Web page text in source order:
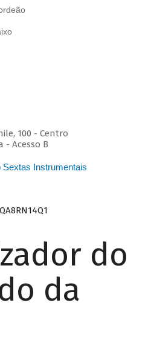
100 - Centro
- Acesso B
Sextas Instrumentais
do
da